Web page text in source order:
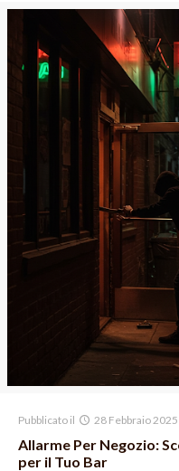
Pubblicato il 28 Febbraio 2025
Allarme Per Negozio:
per il Tuo Bar